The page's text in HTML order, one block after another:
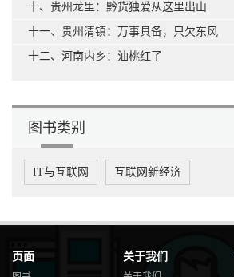
十、贵州龙里：黔货独爱从这里出山
十一、贵州清镇：万事具备，只欠东风
十二、河南内乡：油桃红了
图书类别
IT与互联网 互联网新经济
页面 关于我们